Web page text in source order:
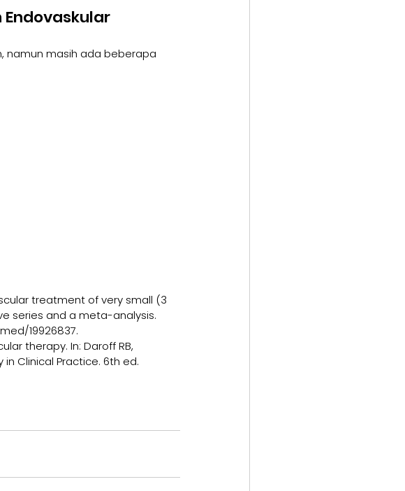
Endovaskular
namun masih ada beberapa
treatment of very small (3
series and a meta-analysis.
19926837.
therapy. In: Daroff RB,
in Clinical Practice. 6th ed.